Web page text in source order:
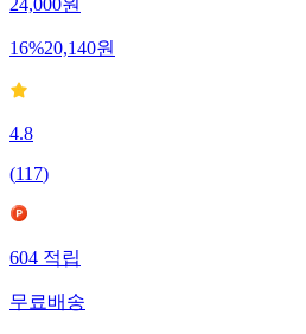
24,000원
16%20,140원
4.8
(117)
604적립
무료배송